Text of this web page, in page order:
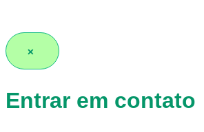
×
Entrar em contato